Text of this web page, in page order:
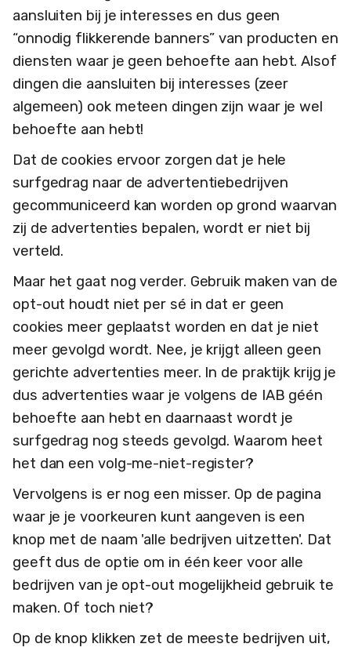
aansluiten bij je interesses en dus geen
“onnodig flikkerende banners” van producten en
diensten waar je geen behoefte aan hebt. Alsof
dingen die aansluiten bij interesses (zeer
algemeen) ook meteen dingen zijn waar je wel
behoefte aan hebt!
Dat de cookies ervoor zorgen dat je hele
surfgedrag naar de advertentiebedrijven
gecommuniceerd kan worden op grond waarvan
zij de advertenties bepalen, wordt er niet bij
verteld.
Maar het gaat nog verder. Gebruik maken van de
opt-out houdt niet per sé in dat er geen
cookies meer geplaatst worden en dat je niet
meer gevolgd wordt. Nee, je krijgt alleen geen
gerichte advertenties meer. In de praktijk krijg je
dus advertenties waar je volgens de IAB géén
behoefte aan hebt en daarnaast wordt je
surfgedrag nog steeds gevolgd. Waarom heet
het dan een volg-me-niet-register?
Vervolgens is er nog een misser. Op de pagina
waar je je voorkeuren kunt aangeven is een
knop met de naam 'alle bedrijven uitzetten'. Dat
geeft dus de optie om in één keer voor alle
bedrijven van je opt-out mogelijkheid gebruik te
maken. Of toch niet?
Op de knop klikken zet de meeste bedrijven uit,